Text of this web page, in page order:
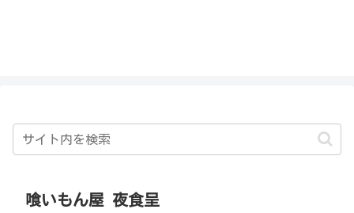
喰いもん屋 夜食呈